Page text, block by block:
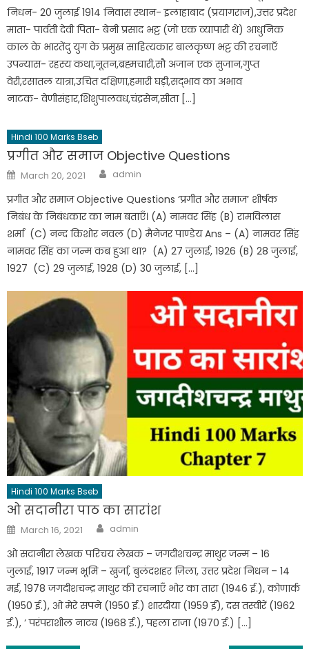
निधन- 20 जुलाई 1914 निवास स्थान- इलाहाबाद (प्रयागराज),उत्तर प्रदेश
माता- पार्वती देवी पिता- बेनी प्रसाद भट्ट (जो एक व्यापारी थे) आधुनिक
काल के भारतेंदु युग के प्रमुख साहित्यकार बालकृष्ण भट्ट की रचनाएँ
उपन्यास- रहस्य कथा,नूतन,ब्रह्मचारी,सौ अजान एक सुजान,गुप्त
वेरी,रसातल यात्रा,उचित दक्षिणा,हमारी घड़ी,सद्भाव का अभाव
नाटक- वेणीसंहार,शिशुपालवध,चंद्रसेन,सीता […]
Hindi 100 Marks Bseb
प्रगीत और समाज Objective Questions
March 20, 2021 admin
प्रगीत और समाज Objective Questions ‘प्रगीत और समाज’ शीर्षक
निबंध के निबंधकार का नाम बताएँ। (A) नामवर सिंह (B) रामविलास
शर्मा (C) नन्द किशोर नवल (D) मैनेजर पाण्डेय Ans – (A) नामवर सिंह
नामवर सिंह का जन्म कब हुआ था? (A) 27 जुलाई, 1926 (B) 28 जुलाई,
1927 (C) 29 जुलाई, 1928 (D) 30 जुलाई, […]
Hindi 100 Marks Bseb
ओ सदानीरा पाठ का सारांश
March 16, 2021 admin
ओ सदानीरा लेखक परिचय लेखक – जगदीशचन्द्र माथुर जन्म – 16
जुलाई, 1917 जन्म भूमि – खुर्जा, बुलंदशहर ज़िला, उत्तर प्रदेश निधन – 14
मई, 1978 जगदीशचन्द्र माथुर की रचनाएँ भोर का तारा (1946 ई.), कोणार्क
(1950 ई.), ओ मेरे सपने (1950 ई.) शारदीया (1959 ईं), दस तस्वीरें (1962
ई.), ‘ परंपराशील नाट्य (1968 ई.), पहला राजा (1970 ई.) […]